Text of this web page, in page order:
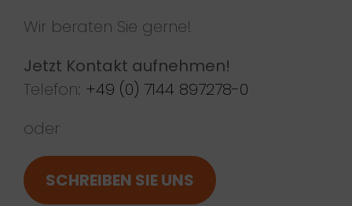
Wir beraten Sie gerne!
Jetzt Kontakt aufnehmen!
Telefon: +49 (0) 7144 897278-0
oder
SCHREIBEN SIE UNS